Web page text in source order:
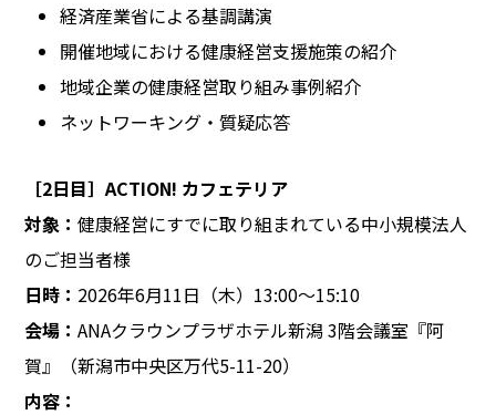
経済産業省による基調講演
開催地域における健康経営支援施策の紹介
地域企業の健康経営取り組み事例紹介
ネットワーキング・質疑応答
［2日目］ACTION! カフェテリア
対象：健康経営にすでに取り組まれている中小規模法人
のご担当者様
日時： 2026年6月11日（木）13:00〜15:10
会場：ANAクラウンプラザホテル新潟 3階会議室『阿
賀』（新潟市中央区万代5-11-20）
内容：